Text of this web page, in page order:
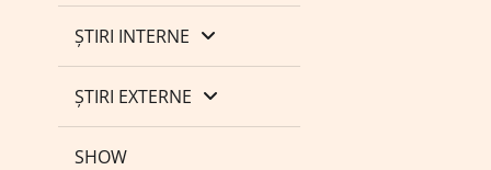
ȘTIRI INTERNE
ȘTIRI EXTERNE
SHOW